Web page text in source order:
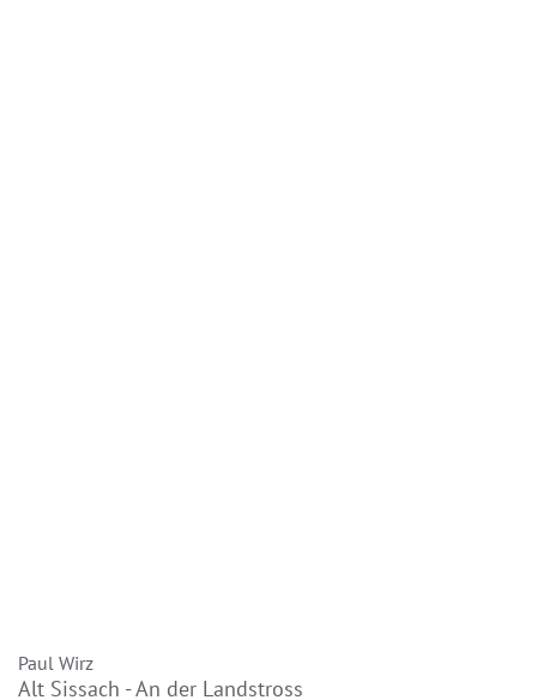
Paul Wirz
Alt Sissach - An der Landstross